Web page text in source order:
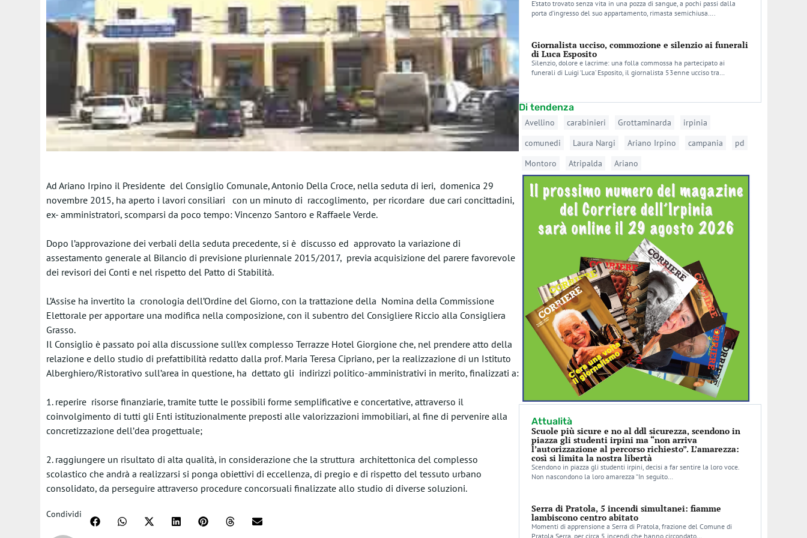
Ad Ariano Irpino il Presidente del Consiglio Comunale, Antonio Della Croce, nella seduta di ieri, domenica 29
novembre 2015, ha aperto i lavori consiliari con un minuto di raccoglimento, per ricordare due cari concittadini,
ex- amministratori, scomparsi da poco tempo: Vincenzo Santoro e Raffaele Verde.
Dopo l’approvazione dei verbali della seduta precedente, si è discusso ed approvato la variazione di
assestamento generale al Bilancio di previsione pluriennale 2015/2017, previa acquisizione del parere favorevole
dei revisori dei Conti e nel rispetto del Patto di Stabilità.
L’Assise ha invertito la cronologia dell’Ordine del Giorno, con la trattazione della Nomina della Commissione
Elettorale per apportare una modifica nella composizione, con il subentro del Consigliere Riccio alla Consigliera
Grasso.
Il Consiglio è passato poi alla discussione sull’ex complesso Terrazze Hotel Giorgione che, nel prendere atto della
relazione e dello studio di prefattibilità redatto dalla prof. Maria Teresa Cipriano, per la realizzazione di un Istituto
Alberghiero/Ristorativo sull’area in questione, ha dettato gli indirizzi politico-amministrativi in merito, finalizzati a:
1. reperire risorse finanziarie, tramite tutte le possibili forme semplificative e concertative, attraverso il
coinvolgimento di tutti gli Enti istituzionalmente preposti alle valorizzazioni immobiliari, al fine di pervenire alla
concretizzazione dell’dea progettuale;
2. raggiungere un risultato di alta qualità, in considerazione che la struttura architettonica del complesso
scolastico che andrà a realizzarsi si ponga obiettivi di eccellenza, di pregio e di rispetto del tessuto urbano
consolidato, da perseguire attraverso procedure concorsuali finalizzate allo studio di diverse soluzioni.
Condividi
E’stato trovato senza vita in una pozza di sangue, a pochi passi dalla
porta d’ingresso del suo appartamento, rimasta semichiusa….
Giornalista ucciso, commozione e silenzio ai funerali
di Luca Esposito
Silenzio, dolore e lacrime: una folla commossa ha partecipato ai
funerali di Luigi ‘Luca’ Esposito, il giornalista 53enne ucciso tra…
Di tendenza
Avellino carabinieri Grottaminarda
irpinia
comunedi
Laura Nargi Ariano Irpino campania
pd
Montoro
Atripalda Ariano
Attualità
Scuole più sicure e no al ddl sicurezza, scendono in
piazza gli studenti irpini ma “non arriva
l’autorizzazione al percorso richiesto”. L’amarezza:
così si limita la nostra libertà
Scendono in piazza gli studenti irpini, decisi a far sentire la loro voce.
Non nascondono la loro amarezza “In seguito…
Serra di Pratola, 5 incendi simultanei: fiamme
lambiscono centro abitato
Momenti di apprensione a Serra di Pratola, frazione del Comune di
Pratola Serra, per circa 5 incendi che hanno circondato…